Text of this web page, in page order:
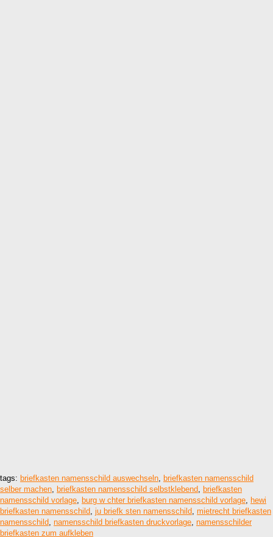
tags: briefkasten namensschild auswechseln, briefkasten namensschild
selber machen, briefkasten namensschild selbstklebend, briefkasten
namensschild vorlage, burg w chter briefkasten namensschild vorlage, hewi
briefkasten namensschild, ju briefk sten namensschild, mietrecht briefkasten
namensschild, namensschild briefkasten druckvorlage, namensschilder
briefkasten zum aufkleben